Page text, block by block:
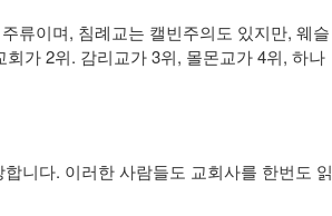
류이며, 침례교는 캘빈주의도 있지만, 웨슬
가 2위. 감리교가 3위, 몰몬교가 4위, 하나
니다. 이러한 사람들도 교회사를 한번도 읽